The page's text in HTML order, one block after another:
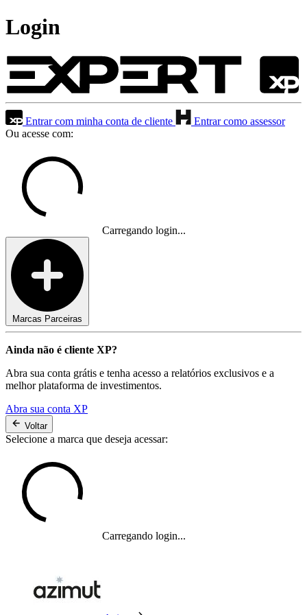
Login
Entrar com minha conta de cliente
Entrar como assessor
Ou acesse com:
Carregando login...
Marcas Parceiras
Ainda não é cliente XP?
Abra sua conta grátis e tenha acesso a relatórios exclusivos e a
melhor plataforma de investimentos.
Abra sua conta XP
Voltar
Selecione a marca que deseja acessar:
Carregando login...